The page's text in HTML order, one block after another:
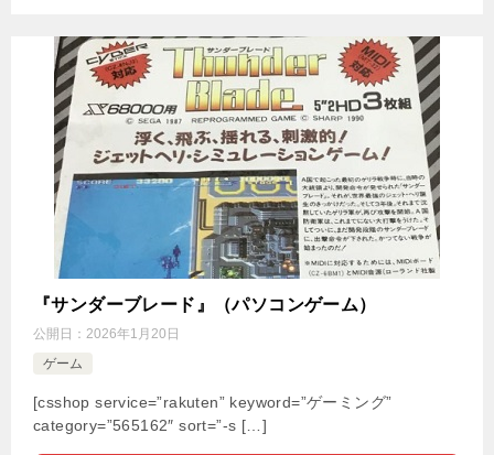
『サンダーブレード』（パソコンゲーム）
公開日： 2026年1月20日
ゲーム
[csshop service=”rakuten” keyword=”ゲーミング”
category=”565162″ sort=”-s […]